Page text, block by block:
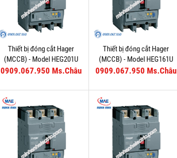
Thiết bị đóng cắt Hager
(MCCB) - Model HEG201U
0909.067.950 Ms.Châu
Thiết bị đóng cắt Hager
(MCCB) - Model HEG161U
0909.067.950 Ms.Châu